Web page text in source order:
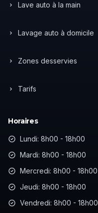
Lave auto à la main
Lavage auto à domicile
Zones desservies
Tarifs
Horaires
Lundi: 8h00 - 18h00
Mardi: 8h00 - 18h00
Mercredi: 8h00 - 18h00
Jeudi: 8h00 - 18h00
Vendredi: 8h00 - 18h00